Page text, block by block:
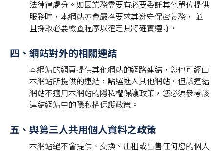
法律律處分。如因業務需要有必要委託其他單位提供
服務時，本網站亦會嚴格要求其遵守保密義務， 並
且採取必要檢查程序以確定其將確實遵守。
四、網站對外的相關連結
本網站的網頁提供其他網站的網路連結，您也可經由
本網站所提供的連結，點選進入其他網站。但該連結
網站不適用本網站的隱私權保護政策，您必須參考該
連結網站中的隱私權保護政策。
五、與第三人共用個人資料之政策
本網站絕不會提供、交換、出租或出售任何您的個人